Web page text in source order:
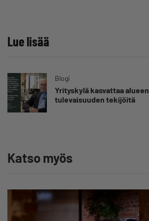
Lue lisää
Blogi
Yrityskylä kasvattaa alueen
tulevaisuuden tekijöitä
Katso myös